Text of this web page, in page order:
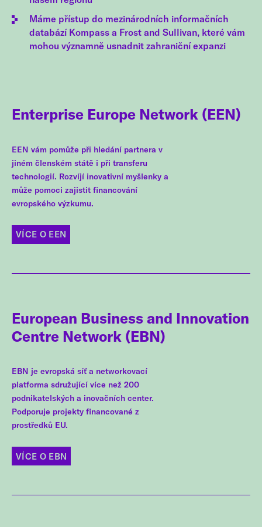
Máme přístup do mezinárodních informačních
databází Kompass a Frost and Sullivan, které vám
mohou významně usnadnit zahraniční expanzi
Enterprise Europe Network (EEN)
EEN vám pomůže při hledání partnera v
jiném členském státě i při transferu
technologií. Rozvíjí inovativní myšlenky a
může pomoci zajistit financování
evropského výzkumu.
VÍCE O EEN
European Business and Innovation
Centre Network (EBN)
EBN je evropská síť a networkovací
platforma sdružující více než 200
podnikatelských a inovačních center.
Podporuje projekty financované z
prostředků EU.
VÍCE O EBN